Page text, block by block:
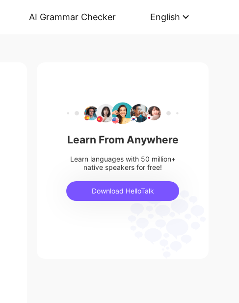
AI Grammar Checker English
Learn From Anywhere
Learn languages with 50 million+
native speakers for free!
Download HelloTalk